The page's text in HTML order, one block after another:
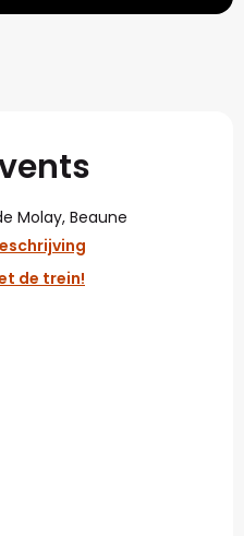
Molay, Beaune
de trein!